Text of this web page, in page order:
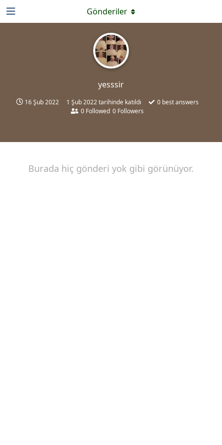
yesssir
16 Şub 2022 1 Şub 2022tarihinde katıldı 0best answers
0 Followed 0 Followers
Gönderiler
Burada hiç gönderi yok gibi görünüyor.